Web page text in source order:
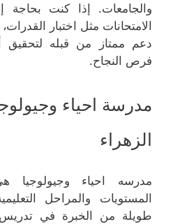
والجامعات. إذا كنت بحاجة
الامتحانات مثل اختبار
دعم ممتاز من قبله لتحقيق
فرص النجاح.
مدرسة احياء
الزهراء
مدرسه احياء وجيولوجيا
المستويات والمراحل
طويلة من الخبرة في تدريس